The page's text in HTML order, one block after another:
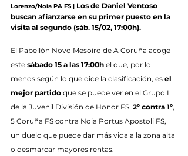
Lorenzo/Noia PA FS | Los de Daniel Ventoso
buscan afianzarse en su primer puesto en la
visita al segundo (sáb. 15/02, 17:00h).
El Pabellón Novo Mesoiro de A Coruña acoge
este sábado 15 a las 17:00h el que, por lo
menos según lo que dice la clasificación, es el
mejor partido que se puede ver en el Grupo I
de la Juvenil División de Honor FS. 2º contra 1º,
5 Coruña FS contra Noia Portus Apostoli FS,
un duelo que puede dar más vida a la zona alta
o desmarcar mayores rentas.